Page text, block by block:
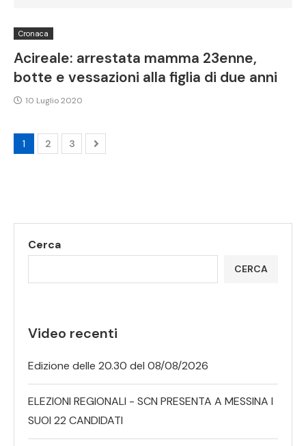
Cronaca
Acireale: arrestata mamma 23enne,
botte e vessazioni alla figlia di due anni
10 Luglio 2020
1 2 3
Cerca
CERCA
Video recenti
Edizione delle 20.30 del 08/08/2026
ELEZIONI REGIONALI - SCN PRESENTA A MESSINA I
SUOI 22 CANDIDATI